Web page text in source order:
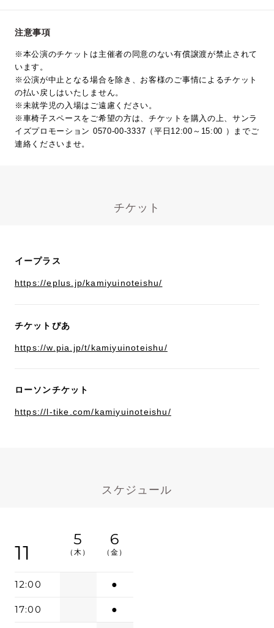
注意事項
※本公演のチケットは主催者の同意のない有償譲渡が禁止されて
います。
※公演が中止となる場合を除き、お客様のご事情によるチケット
の払い戻しはいたしません。
※未就学児の入場はご遠慮ください。
※車椅子スペースをご希望の方は、チケットを購入の上、サンラ
イズプロモーション 0570-00-3337（平日12:00～15:00 ）までご
連絡くださいませ。
チケット
イープラス
https://eplus.jp/kamiyuinoteishu/
チケットぴあ
https://w.pia.jp/t/kamiyuinoteishu/
ローソンチケット
https://l-tike.com/kamiyuinoteishu/
スケジュール
11
5
（木）
6
（金）
12:00 ●
17:00 ●